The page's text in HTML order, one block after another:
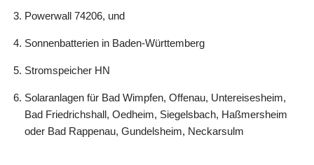
Wannenhöfe
Powerwall 74206, und
Sonnenbatterien in Baden-Württemberg
Stromspeicher HN
Solaranlagen für Bad Wimpfen, Offenau, Untereisesheim,